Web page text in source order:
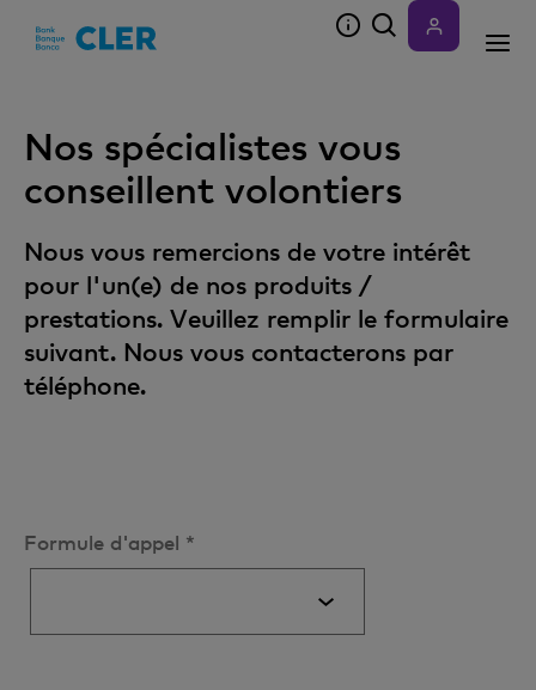
Nos spécialistes vous
conseillent volontiers
Nous vous remercions de votre intérêt
pour l'un(e) de nos produits /
prestations. Veuillez remplir le formulaire
suivant. Nous vous contacterons par
téléphone.
Formule d'appel *